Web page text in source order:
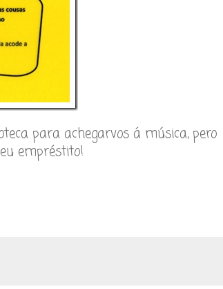
para achegarvos á música, pero
empréstito!